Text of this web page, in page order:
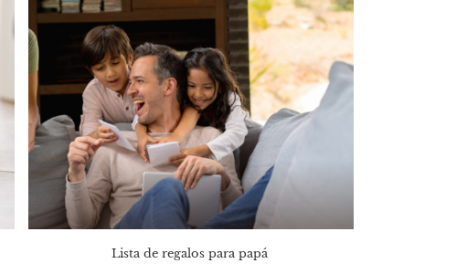
Lista de regalos para papá